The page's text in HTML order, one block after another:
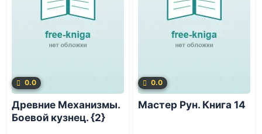
0.0
Древние Механизмы.
Боевой кузнец. {2}
0.0
Мастер Рун. Книга 14